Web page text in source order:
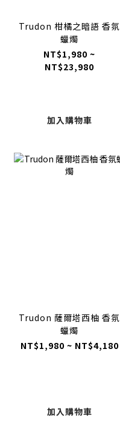
Trudon 柑橘之暗語 香氛
蠟燭
NT$1,980 ~
NT$23,980
加入購物車
Trudon 薩爾塔西柚 香氛
蠟燭
NT$1,980 ~ NT$4,180
加入購物車